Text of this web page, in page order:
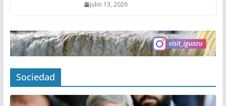
julio 13, 2026
Sociedad